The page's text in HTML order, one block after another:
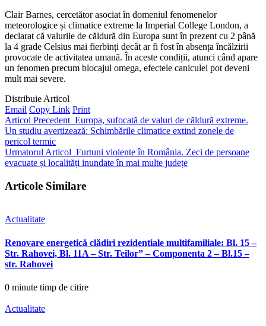
Clair Barnes, cercetător asociat în domeniul fenomenelor
meteorologice și climatice extreme la Imperial College London, a
declarat că valurile de căldură din Europa sunt în prezent cu 2 până
la 4 grade Celsius mai fierbinți decât ar fi fost în absența încălzirii
provocate de activitatea umană. În aceste condiții, atunci când apare
un fenomen precum blocajul omega, efectele caniculei pot deveni
mult mai severe.
Distribuie Articol
Email Copy Link Print
Articol Precedent Europa, sufocată de valuri de căldură extreme.
Un studiu avertizează: Schimbările climatice extind zonele de
pericol termic
Urmatorul Articol Furtuni violente în România. Zeci de persoane
evacuate și localități inundate în mai multe județe
Articole Similare
Actualitate
Renovare energetică clădiri rezidentiale multifamiliale: Bl. 15 –
Str. Rahovei, Bl. 11A – Str. Teilor” – Componenta 2 – Bl.15 –
str. Rahovei
0 minute timp de citire
Actualitate